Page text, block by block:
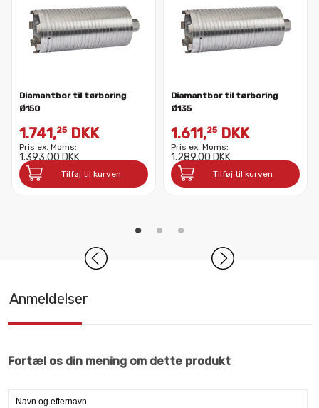
Diamantbor til tørboring
Ø150
1.741,25 DKK
Pris ex. Moms:
1.393,00 DKK
Tilføj til kurven
Diamantbor til tørboring
Ø135
1.611,25 DKK
Pris ex. Moms:
1.289,00 DKK
Tilføj til kurven
Anmeldelser
Fortæl os din mening om dette produkt